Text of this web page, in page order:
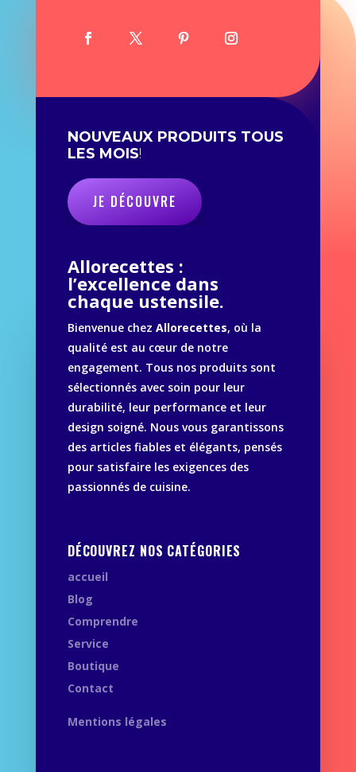
NOUVEAUX PRODUITS TOUS
LES MOIS!
JE DÉCOUVRE
Allorecettes :
l’excellence dans
chaque ustensile.
Bienvenue chez Allorecettes, où la
qualité est au cœur de notre
engagement. Tous nos produits sont
sélectionnés avec soin pour leur
durabilité, leur performance et leur
design soigné. Nous vous garantissons
des articles fiables et élégants, pensés
pour satisfaire les exigences des
passionnés de cuisine.
DÉCOUVREZ NOS CATÉGORIES
accueil
Blog
Comprendre
Service
Boutique
Contact
Mentions légales